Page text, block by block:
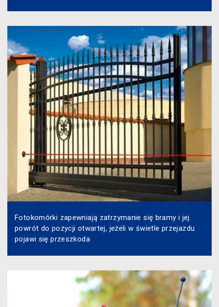
Fotokomórki zapewniają zatrzymanie się bramy i jej
powrót do pozycji otwartej, jeżeli w świetle przejazdu
pojawi się przeszkoda